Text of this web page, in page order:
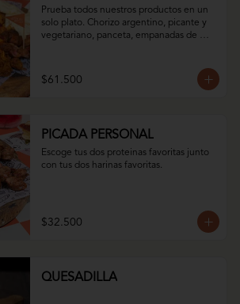
Prueba todos nuestros productos en un
solo plato. Chorizo argentino, picante y
vegetariano, panceta, empanadas de
papas.
$61.500
PICADA PERSONAL
Escoge tus dos proteinas favoritas junto
con tus dos harinas favoritas.
$32.500
QUESADILLA